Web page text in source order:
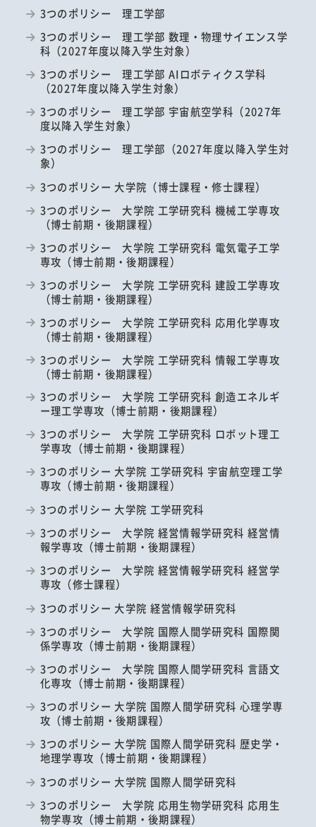
3つのポリシー 理工学部
3つのポリシー 理工学部 数理・物理サイエンス学
科（2027年度以降入学生対象）
3つのポリシー 理工学部 AIロボティクス学科
（2027年度以降入学生対象）
3つのポリシー 理工学部 宇宙航空学科（2027年
度以降入学生対象）
3つのポリシー 理工学部（2027年度以降入学生対
象）
3つのポリシー 大学院（博士課程・修士課程）
3つのポリシー 大学院 工学研究科 機械工学専攻
（博士前期・後期課程）
3つのポリシー 大学院 工学研究科 電気電子工学
専攻（博士前期・後期課程）
3つのポリシー 大学院 工学研究科 建設工学専攻
（博士前期・後期課程）
3つのポリシー 大学院 工学研究科 応用化学専攻
（博士前期・後期課程）
3つのポリシー 大学院 工学研究科 情報工学専攻
（博士前期・後期課程）
3つのポリシー 大学院 工学研究科 創造エネルギ
ー理工学専攻（博士前期・後期課程）
3つのポリシー 大学院 工学研究科 ロボット理工
学専攻（博士前期・後期課程）
3つのポリシー 大学院 工学研究科 宇宙航空理工学
専攻（博士前期・後期課程）
3つのポリシー 大学院 工学研究科
3つのポリシー 大学院 経営情報学研究科 経営情
報学専攻（博士前期・後期課程）
3つのポリシー 大学院 経営情報学研究科 経営学
専攻（修士課程）
3つのポリシー 大学院 経営情報学研究科
3つのポリシー 大学院 国際人間学研究科 国際関
係学専攻（博士前期・後期課程）
3つのポリシー 大学院 国際人間学研究科 言語文
化専攻（博士前期・後期課程）
3つのポリシー 大学院 国際人間学研究科 心理学専
攻（博士前期・後期課程）
3つのポリシー 大学院 国際人間学研究科 歴史学・
地理学専攻（博士前期・後期課程）
3つのポリシー 大学院 国際人間学研究科
3つのポリシー 大学院 応用生物学研究科 応用生
物学専攻（博士前期・後期課程）